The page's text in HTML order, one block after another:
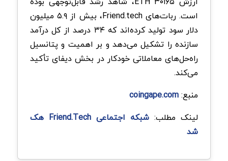
است. ربات‌های Friend.tech، بیش از ۵.۹ میلیون
دلار سود تولید کرده‌اند که ۳۴ درصد از کل درآمد
سازنده را تشکیل می‌دهد و بر اهمیت و پتانسیل
راه‌حل‌های معاملاتی خودکار در بخش دیفای تأکید
می‌کند.
منبع:coingape.com
لینک مطلب:
شبکه اجتماعی Friend.Tech هک
شد